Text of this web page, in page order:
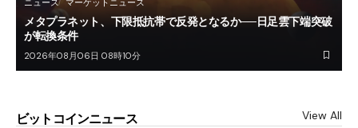
メタプラネット、下限抵抗帯で反発となるか──日足雲下端突破
が転換条件
2026年08月06日 08時10分
ビットコインニュース View All